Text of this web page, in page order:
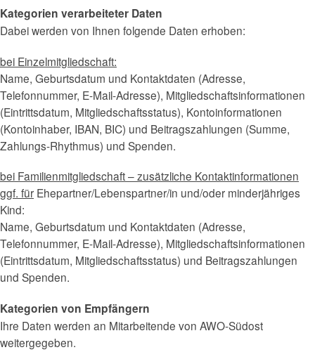
Kategorien verarbeiteter Daten
Dabei werden von Ihnen folgende Daten erhoben:
bei Einzelmitgliedschaft:
Name, Geburtsdatum und Kontaktdaten (Adresse,
Telefonnummer, E-Mail-Adresse), Mitgliedschaftsinformationen
(Eintrittsdatum, Mitgliedschaftsstatus), Kontoinformationen
(Kontoinhaber, IBAN, BIC) und Beitragszahlungen (Summe,
Zahlungs-Rhythmus) und Spenden.
bei Familienmitgliedschaft – zusätzliche Kontaktinformationen
ggf. für Ehepartner/Lebenspartner/in und/oder minderjähriges
Kind:
Name, Geburtsdatum und Kontaktdaten (Adresse,
Telefonnummer, E-Mail-Adresse), Mitgliedschaftsinformationen
(Eintrittsdatum, Mitgliedschaftsstatus) und Beitragszahlungen
und Spenden.
Kategorien von Empfängern
Ihre Daten werden an Mitarbeitende von AWO-Südost
weitergegeben.